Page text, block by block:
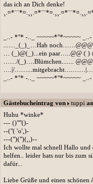
das ich an Dich denke!
_..- *°* -.._ ~~~~~*°*~~~~~ _..-
...…_(_)_…Hab
… (_)@(_)...ein paar…..@@ ( )
……/(_)….Blümchen.......
….|/
_..- *°* -.._ ~~~~~*°*~~~~~ _..-
Gästebucheintrag von tuppi
Huhu *winke*
--- ()""()-
--("( 'o',)-
---(")(")(,,)--
Ich wollte mal schnell Hallo und
helfen.. leider hats nur bis zum
dafür...
Liebe Grüße und einen schönen